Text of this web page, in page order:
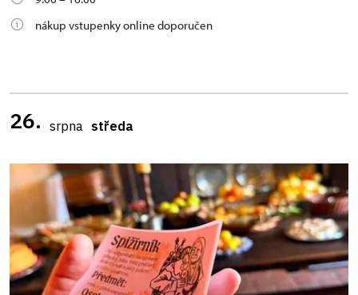
nákup vstupenky online doporučen
26. srpna středa